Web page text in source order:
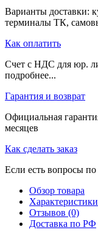
Варианты доставки:
терминалы ТК,
Как оплатить
Счет с НДС для юр.
подробнее...
Гарантия и возврат
Официальная
месяцев
Как сделать заказ
Если есть вопросы
Обзор товара
Характеристики
Отзывов (0)
Доставка по РФ